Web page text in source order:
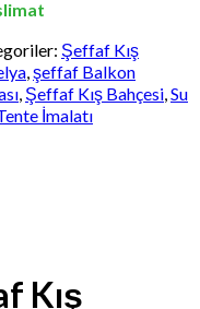
Şeffaf Kış
,şeffaf Balkon
, Şeffaf Kış Bahçesi,Su
İmalatı
Kış